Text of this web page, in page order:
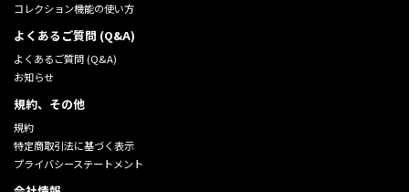
コレクション機能の使い方
よくあるご質問 (Q&A)
よくあるご質問 (Q&A)
お知らせ
規約、その他
規約
特定商取引法に基づく表示
プライバシーステートメント